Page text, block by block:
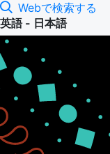
Webで検索する
英語 - 日本語